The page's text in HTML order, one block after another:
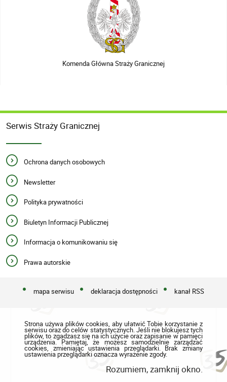
Komenda Główna Straży Granicznej
Serwis Straży Granicznej
Ochrona danych osobowych
Newsletter
Polityka prywatności
Biuletyn Informacji Publicznej
Informacja o komunikowaniu się
Prawa autorskie
mapa serwisu deklaracja dostępności kanał RSS
Strona używa plików cookies, aby ułatwić Tobie korzystanie z
serwisu oraz do celów statystycznych. Jeśli nie blokujesz tych
plików, to zgadzasz się na ich użycie oraz zapisanie w pamięci
urządzenia. Pamiętaj, że możesz samodzielnie zarządzać
cookies, zmieniając ustawienia przeglądarki. Brak zmiany
ustawienia przeglądarki oznacza wyrażenie zgody.
Rozumiem, zamknij okno.